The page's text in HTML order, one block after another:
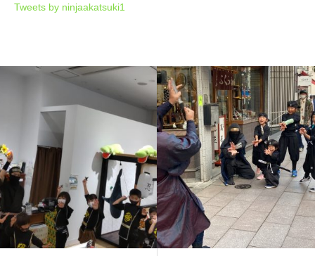
Tweets by ninjaakatsuki1